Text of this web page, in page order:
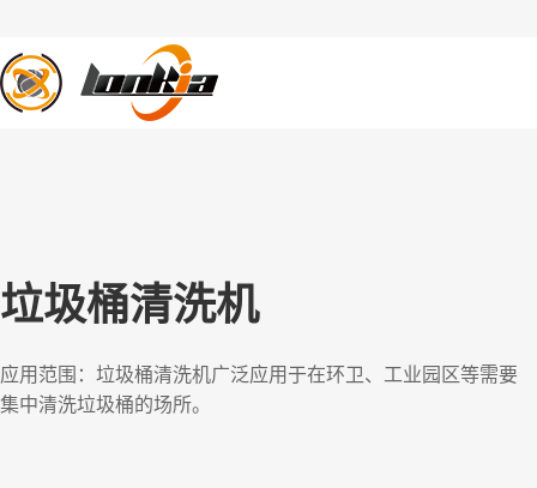
垃圾桶清洗机
应用范围：垃圾桶清洗机广泛应用于在环卫、工业园区等需要
集中清洗垃圾桶的场所。